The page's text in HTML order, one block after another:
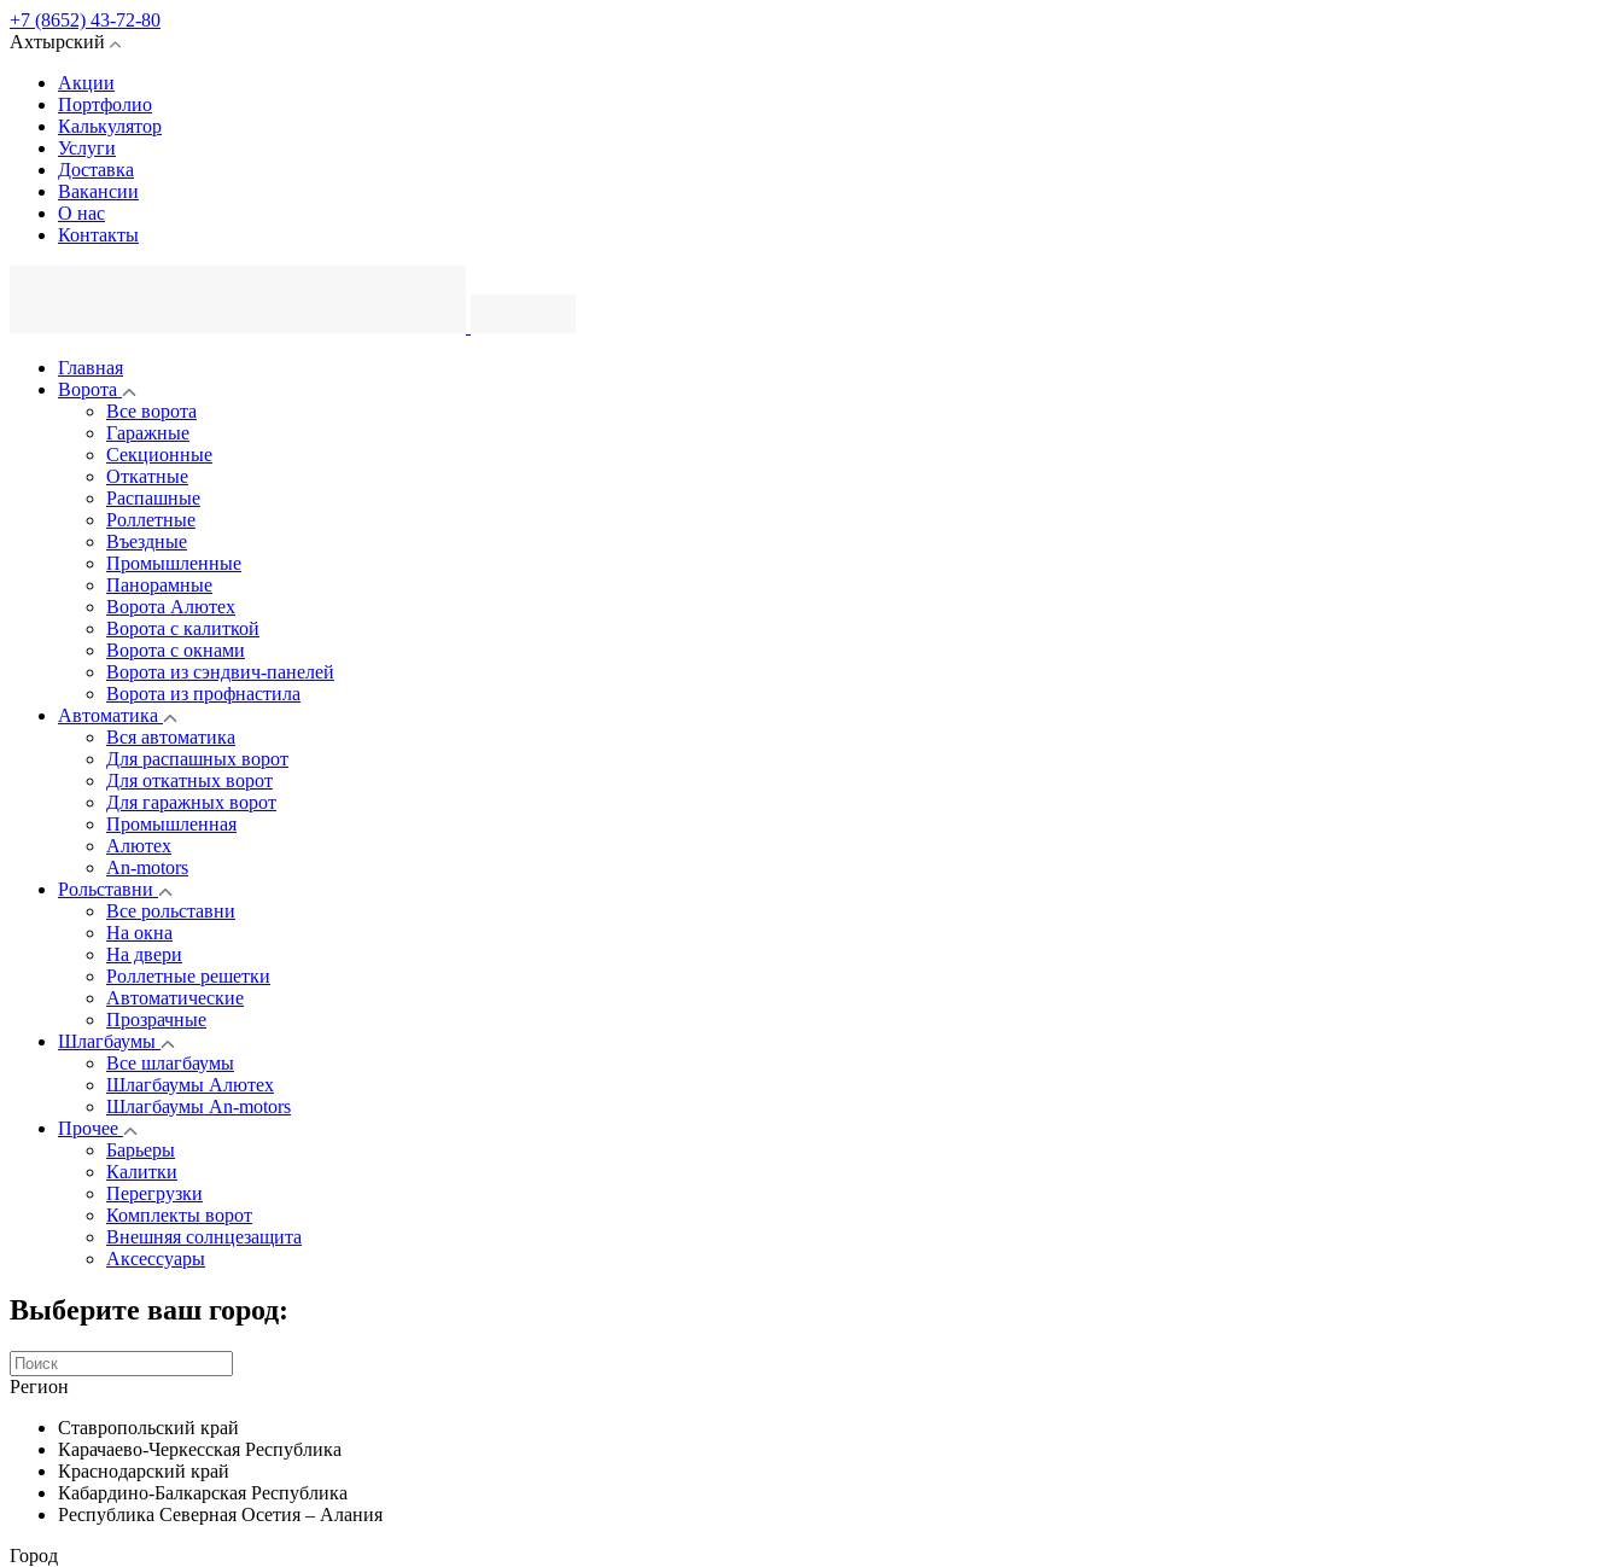
+7 (8652) 43-72-80
Ахтырский
Акции
Портфолио
Калькулятор
Услуги
Доставка
Вакансии
О нас
Контакты
Главная
Ворота
Все ворота
Гаражные
Секционные
Откатные
Распашные
Роллетные
Въездные
Промышленные
Панорамные
Ворота Алютех
Ворота с калиткой
Ворота c окнами
Ворота из сэндвич-панелей
Ворота из профнастила
Автоматика
Вся автоматика
Для распашных ворот
Для откатных ворот
Для гаражных ворот
Промышленная
Алютех
An-motors
Рольставни
Все рольставни
На окна
На двери
Роллетные решетки
Автоматические
Прозрачные
Шлагбаумы
Все шлагбаумы
Шлагбаумы Алютех
Шлагбаумы An-motors
Прочее
Барьеры
Калитки
Перегрузки
Комплекты ворот
Внешняя солнцезащита
Аксессуары
Выберите ваш город:
Регион
Ставропольский край
Карачаево-Черкесская Республика
Краснодарский край
Кабардино-Балкарская Республика
Республика Северная Осетия – Алания
Город